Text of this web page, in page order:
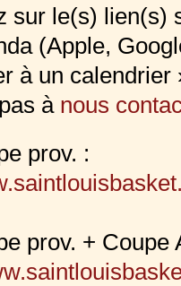
sur le(s) lien(s)
(Apple,
à un
à nous
prov. :
prov. + Coupe